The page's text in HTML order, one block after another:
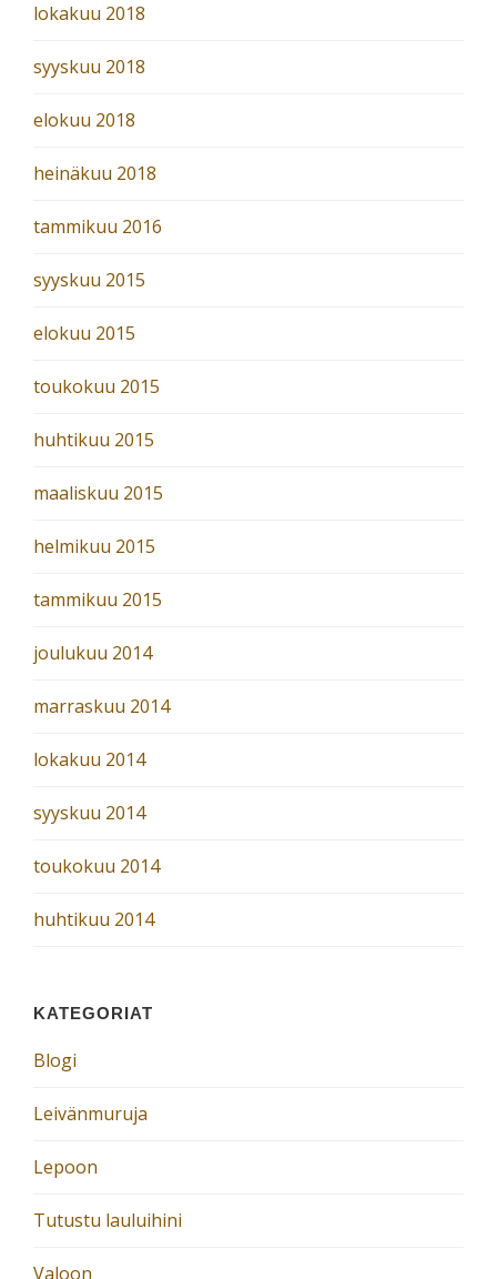
lokakuu 2018
syyskuu 2018
elokuu 2018
heinäkuu 2018
tammikuu 2016
syyskuu 2015
elokuu 2015
toukokuu 2015
huhtikuu 2015
maaliskuu 2015
helmikuu 2015
tammikuu 2015
joulukuu 2014
marraskuu 2014
lokakuu 2014
syyskuu 2014
toukokuu 2014
huhtikuu 2014
KATEGORIAT
Blogi
Leivänmuruja
Lepoon
Tutustu lauluihini
Valoon